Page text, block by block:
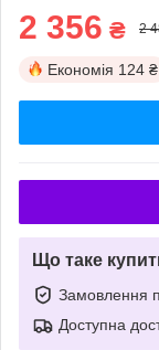
2 356 ₴ 2
Економія 124 ₴
Що таке
Замовлення
Доступна